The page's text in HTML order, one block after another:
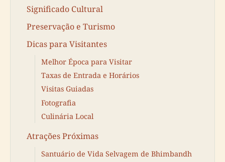
Significado Cultural
Preservação e Turismo
Dicas para Visitantes
Melhor Época para Visitar
Taxas de Entrada e Horários
Visitas Guiadas
Fotografia
Culinária Local
Atrações Próximas
Santuário de Vida Selvagem de Bhimbandh